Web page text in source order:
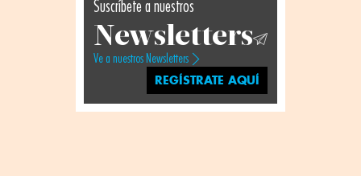
Suscríbete a nuestros
Newsletters
Ve a nuestros Newsletters
REGÍSTRATE AQUÍ